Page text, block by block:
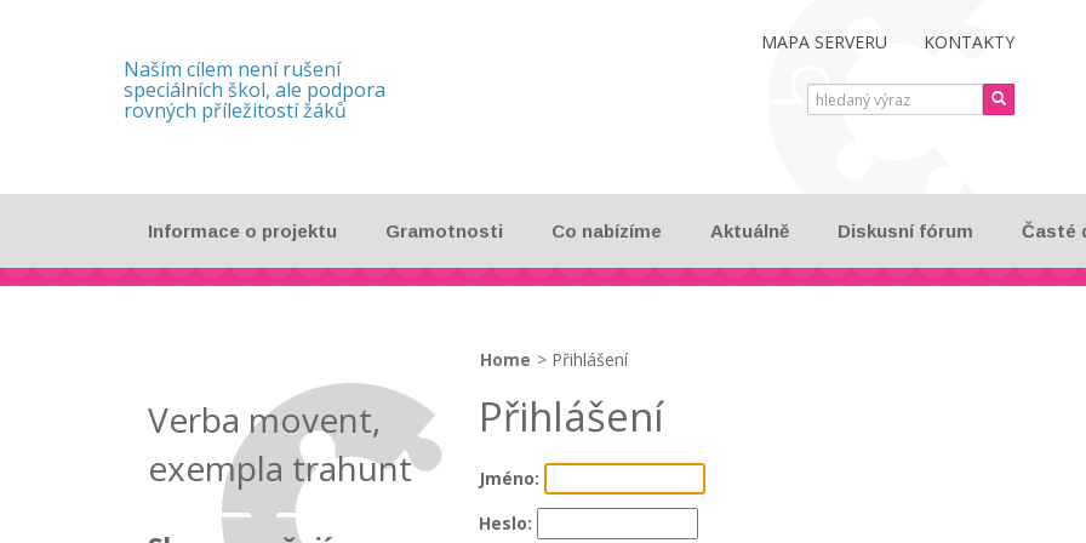
Naším cílem není rušení
speciálních škol, ale podpora
rovných příležitostí žáků
MAPA SERVERU KONTAKTY
Zadejte
text
Informace o projektu Gramotnosti Co nabízíme Aktuálně Diskusní fórum Časté
Verba movent,
exempla trahunt
Home > Přihlášení
Přihlášení
Jméno:
Heslo: